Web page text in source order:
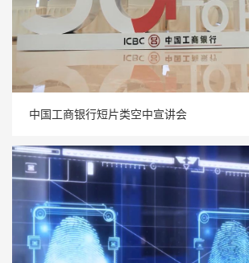
中国工商银行短片类空中宣讲会
中国工商银行短片类空中宣讲会